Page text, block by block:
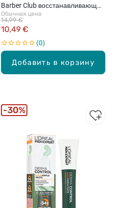
Добавить в корзину
Barber Club восстанавливающая
сыворотка, 30мл
Обычная цена
10,49 €
14,99 €
0
30%